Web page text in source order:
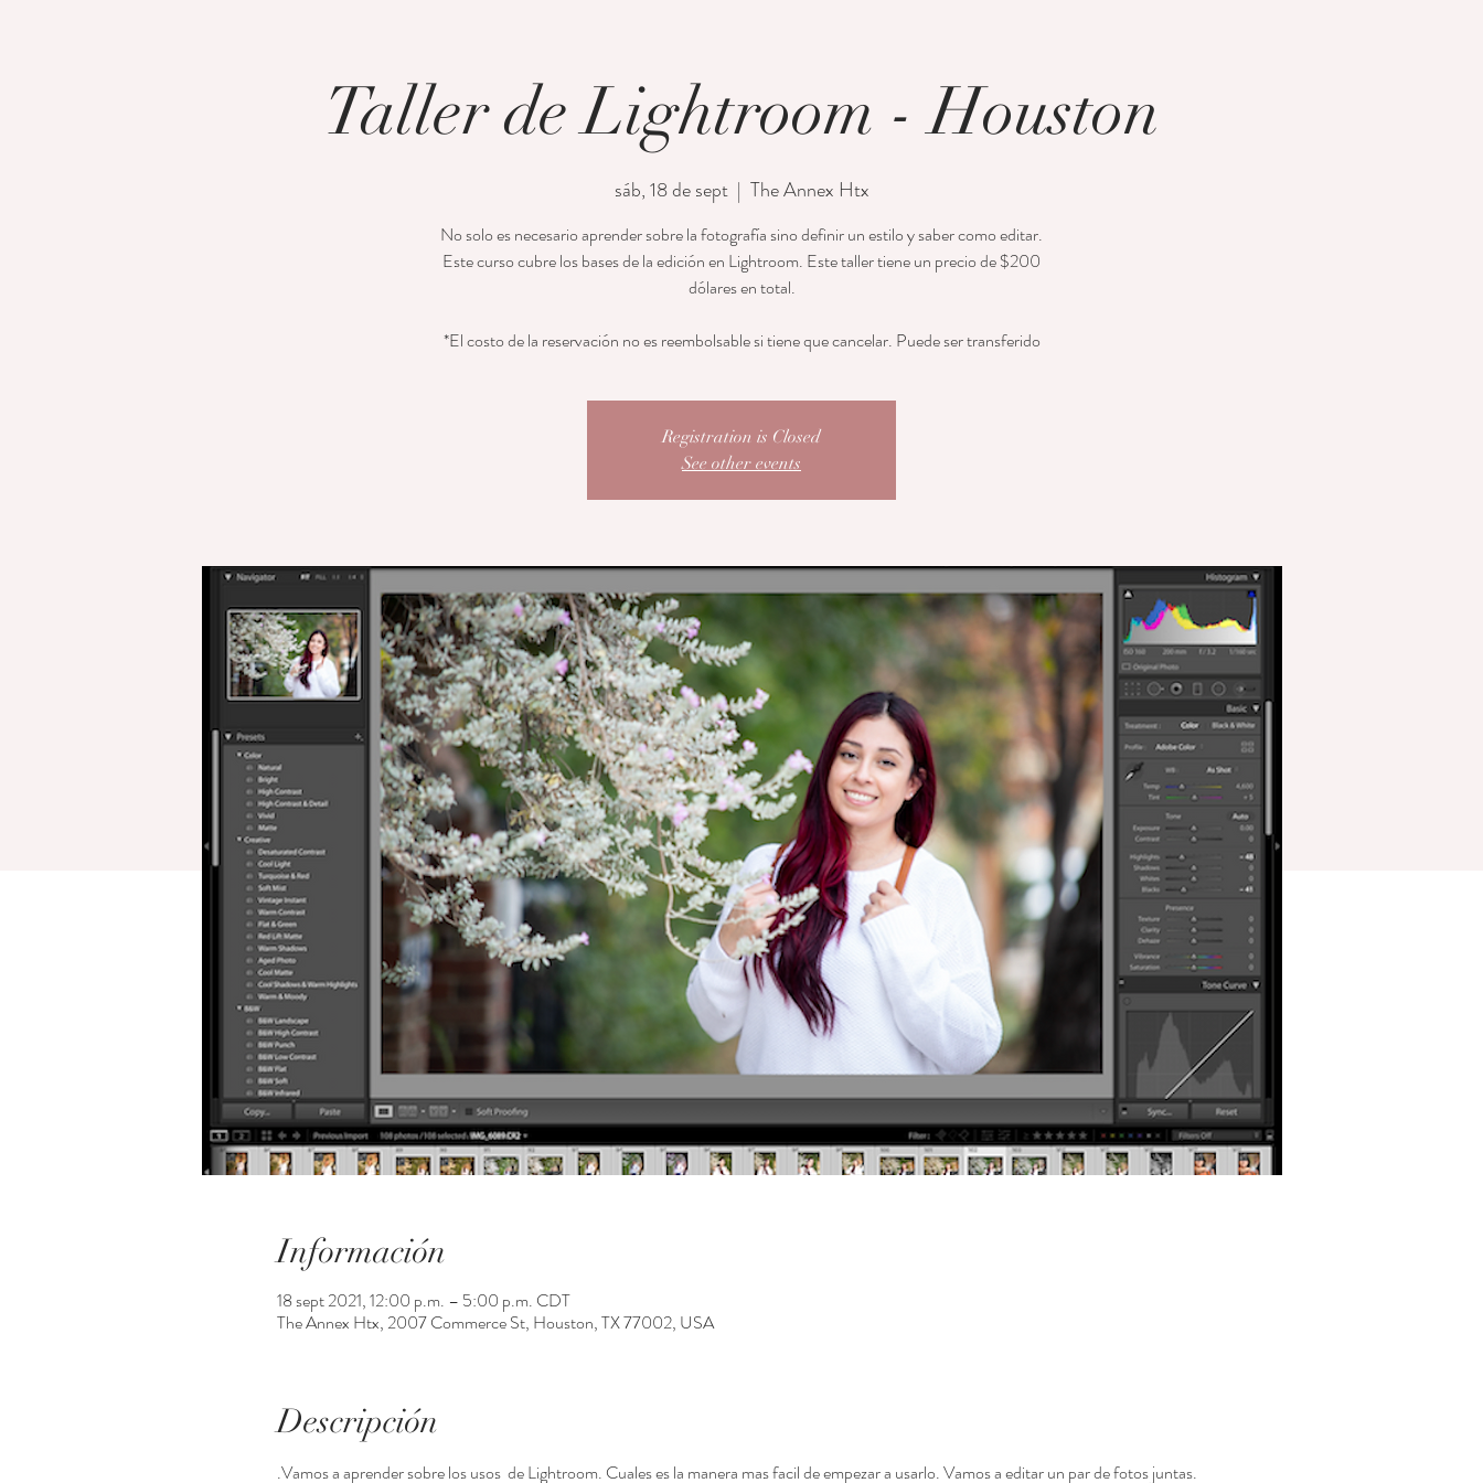
Taller de Lightroom - Houston
sáb, 18 de sept
  |
The Annex Htx
No solo es necesario aprender sobre la fotografía sino definir un estilo y saber como editar.
Este curso cubre los bases de la edición en Lightroom. Este taller tiene un precio de $200
dólares en total.
*El costo de la reservación no es reembolsable si tiene que cancelar. Puede ser transferido
Registration is Closed
See other events
Información
18 sept 2021, 12:00 p.m. – 5:00 p.m. CDT
The Annex Htx, 2007 Commerce St, Houston, TX 77002, USA
Descripción
.Vamos a aprender sobre los usos  de Lightroom. Cuales es la manera mas facil de empezar a usarlo. Vamos a editar un par de fotos juntas.